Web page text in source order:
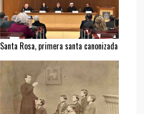
Santa Rosa, primera santa canonizada